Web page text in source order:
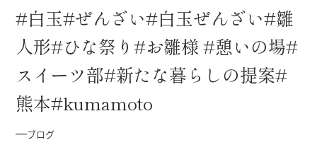
#白玉#ぜんざい#白玉ぜんざい#雛
人形#ひな祭り#お雛様 #憩いの場#
スイーツ部#新たな暮らしの提案#
熊本#kumamoto
ブログ